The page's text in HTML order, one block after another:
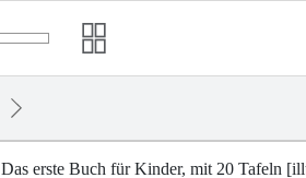
Das erste Buch für Kinder, mit 20 Tafeln